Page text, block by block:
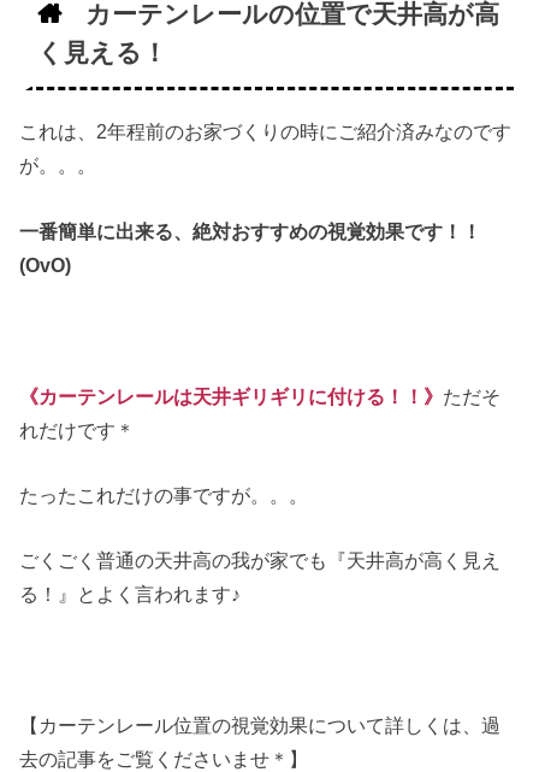
カーテンレールの位置で天井高が高
く見える！
これは、2年程前のお家づくりの時にご紹介済みなのです
が。。。
一番簡単に出来る、絶対おすすめの視覚効果です！！
(OvO)
《カーテンレールは天井ギリギリに付ける！！》 ただそ
れだけです＊
たったこれだけの事ですが。。。
ごくごく普通の天井高の我が家でも『天井高が高く見え
る！』とよく言われます♪
【カーテンレール位置の視覚効果について詳しくは、過
去の記事をご覧くださいませ＊】